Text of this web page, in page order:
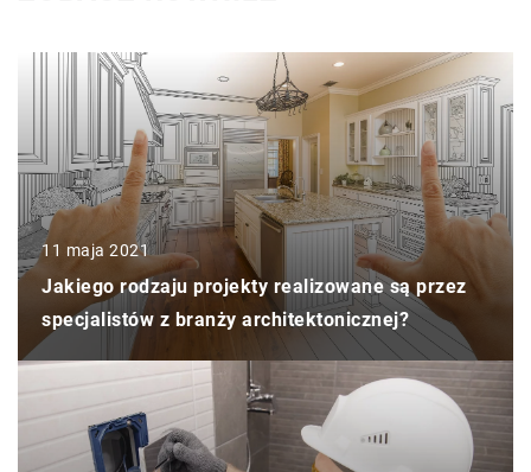
11 maja 2021
Jakiego rodzaju projekty realizowane są przez
specjalistów z branży architektonicznej?